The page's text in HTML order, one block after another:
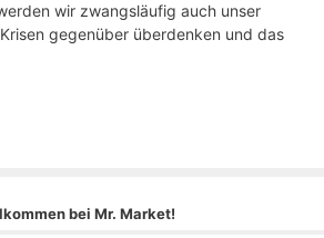
wir zwangsläufig auch unser
gegenüber überdenken und das
bei Mr. Market!